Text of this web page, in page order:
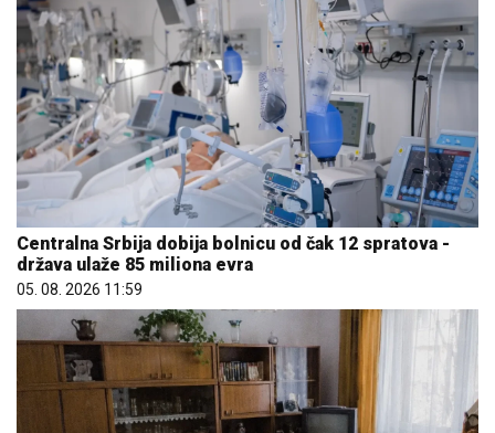
Centralna Srbija dobija bolnicu od čak 12 spratova -
država ulaže 85 miliona evra
05. 08. 2026 11:59